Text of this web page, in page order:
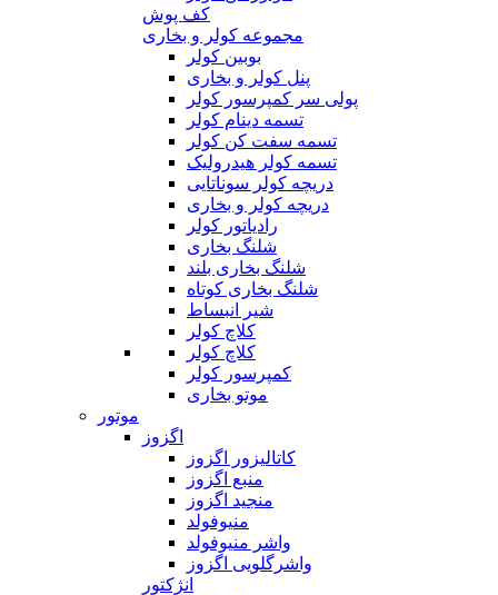
کف پوش
مجموعه کولر و بخاری
بوبین کولر
پنل کولر و بخاری
پولی سر کمپرسور کولر
تسمه دینام کولر
تسمه سفت کن کولر
تسمه کولر هیدرولیک
دریچه کولر سوناتایی
دریچه کولر و بخاری
رادیاتور کولر
شلنگ بخاری
شلنگ بخاری بلند
شلنگ بخاری کوتاه
شیر انبساط
کلاچ کولر
کلاچ کولر
کمپرسور کولر
موتو بخاری
موتور
اگزوز
کاتالیزور اگزوز
منبع اگزوز
منجید اگزوز
منیوفولد
واشر منیوفولد
واشرگلویی اگزوز
انژکتور